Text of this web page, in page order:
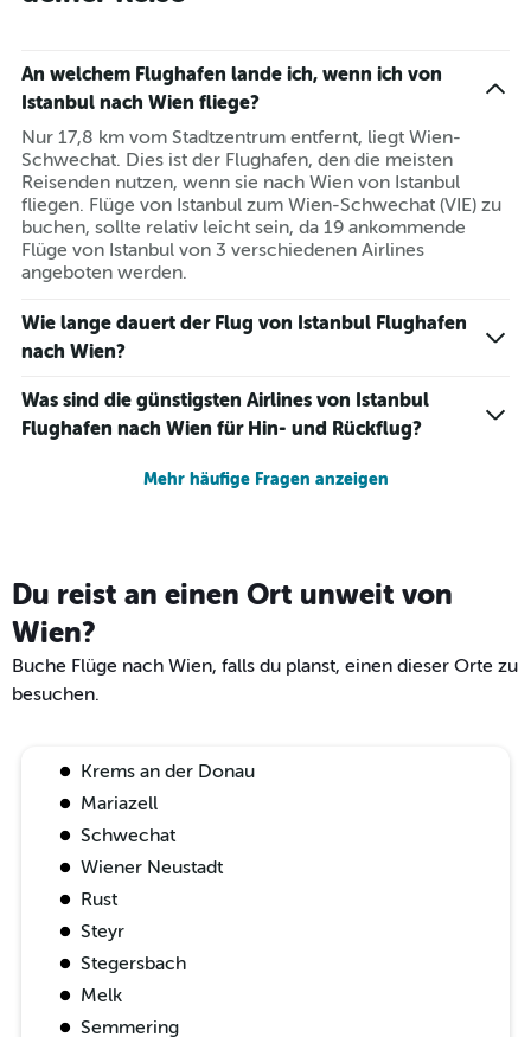
An welchem Flughafen lande ich, wenn ich von
Istanbul nach Wien fliege?
Nur 17,8 km vom Stadtzentrum entfernt, liegt Wien-
Schwechat. Dies ist der Flughafen, den die meisten
Reisenden nutzen, wenn sie nach Wien von Istanbul
fliegen. Flüge von Istanbul zum Wien-Schwechat (VIE) zu
buchen, sollte relativ leicht sein, da 19 ankommende
Flüge von Istanbul von 3 verschiedenen Airlines
angeboten werden.
Wie lange dauert der Flug von Istanbul Flughafen
nach Wien?
Was sind die günstigsten Airlines von Istanbul
Flughafen nach Wien für Hin- und Rückflug?
Mehr häufige Fragen anzeigen
Du reist an einen Ort unweit von
Wien?
Buche Flüge nach Wien, falls du planst, einen dieser Orte zu
besuchen.
Krems an der Donau
Mariazell
Schwechat
Wiener Neustadt
Rust
Steyr
Stegersbach
Melk
Semmering